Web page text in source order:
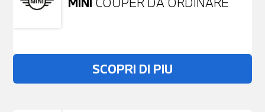
SCOPRI DI PIU